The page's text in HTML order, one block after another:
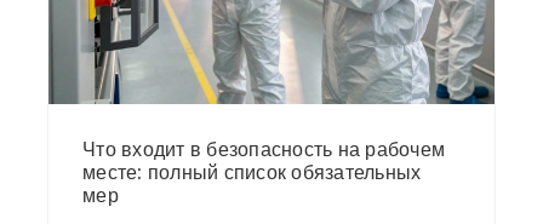
Что входит в безопасность на рабочем
месте: полный список обязательных
мер